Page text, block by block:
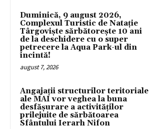
Duminică, 9 august 2026,
Complexul Turistic de Natație
Târgoviște sărbătorește 10 ani
de la deschidere cu o super
petrecere la Aqua Park-ul din
incintă!
august 7, 2026
Angajații structurilor teritoriale
ale MAI vor veghea la buna
desfășurare a activităților
prilejuite de sărbătoarea
Sfântului Ierarh Nifon